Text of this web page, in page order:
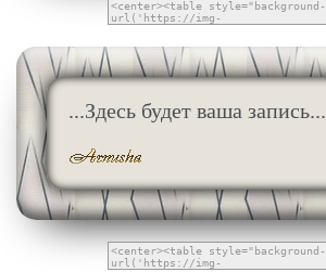
...Здесь будет ваша запись...